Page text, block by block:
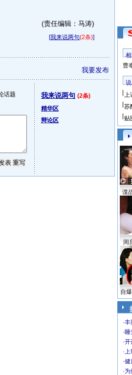
(责任编辑：马涛)
[我来说两句(2条)]
我要发布
话题 我来说两句 (2条)
精华区
辩论区
曹
上
苏
贴
谍
闺
自
·丰
·
·开
·上
·健
·